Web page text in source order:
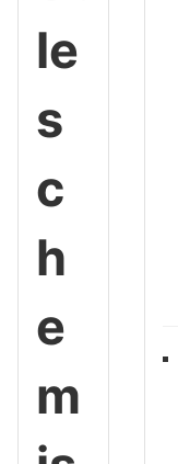
le
s
c
h
e
m